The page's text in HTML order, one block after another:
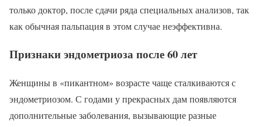
только доктор, после сдачи ряда специальных анализов, так
как обычная пальпация в этом случае неэффективна.
Признаки эндометриоза после 60 лет
Женщины в «пикантном» возрасте чаще сталкиваются с
эндометриозом. С годами у прекрасных дам появляются
дополнительные заболевания, вызывающие разные